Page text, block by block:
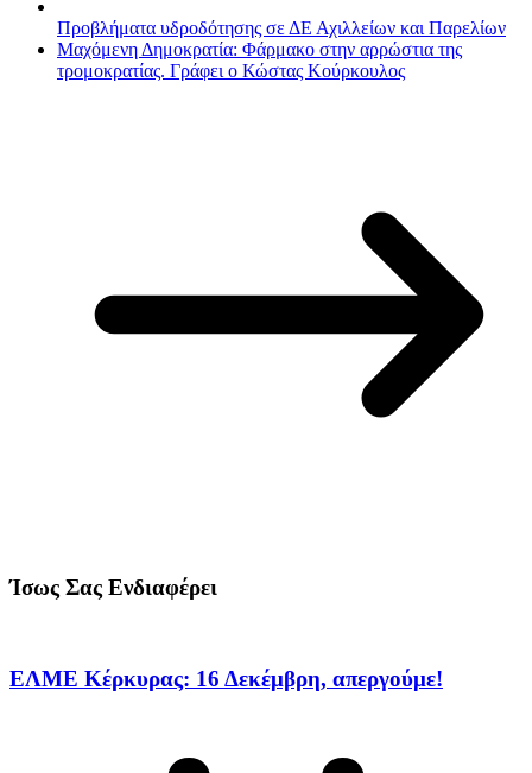
Προβλήματα υδροδότησης σε ΔΕ Αχιλλείων και Παρελίων
Μαχόμενη Δημοκρατία: Φάρμακο στην αρρώστια της
τρομοκρατίας. Γράφει ο Κώστας Κούρκουλος
Ίσως Σας Ενδιαφέρει
ΕΛΜΕ Κέρκυρας: 16 Δεκέμβρη, απεργούμε!